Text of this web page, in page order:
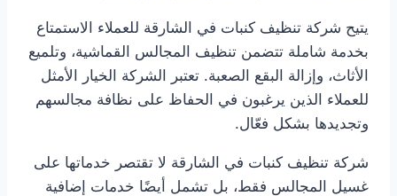
يتيح شركة تنظيف كنبات في الشارقة للعملاء الاستمتاع
بخدمة شاملة تتضمن تنظيف المجالس القماشية، وتلميع
الأثاث، وإزالة البقع الصعبة. تعتبر الشركة الخيار الأمثل
للعملاء الذين يرغبون في الحفاظ على نظافة مجالسهم
وتجديدها بشكل فعّال.
شركة تنظيف كنبات في الشارقة لا تقتصر خدماتها على
غسيل المجالس فقط، بل تشمل أيضًا خدمات إضافية